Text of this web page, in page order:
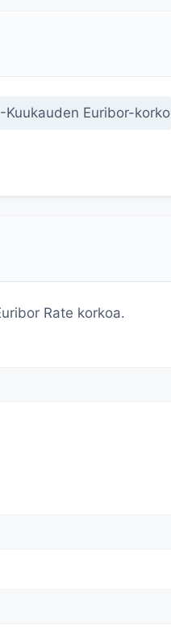
Kuukauden Euribor-korko
Rate korkoa.